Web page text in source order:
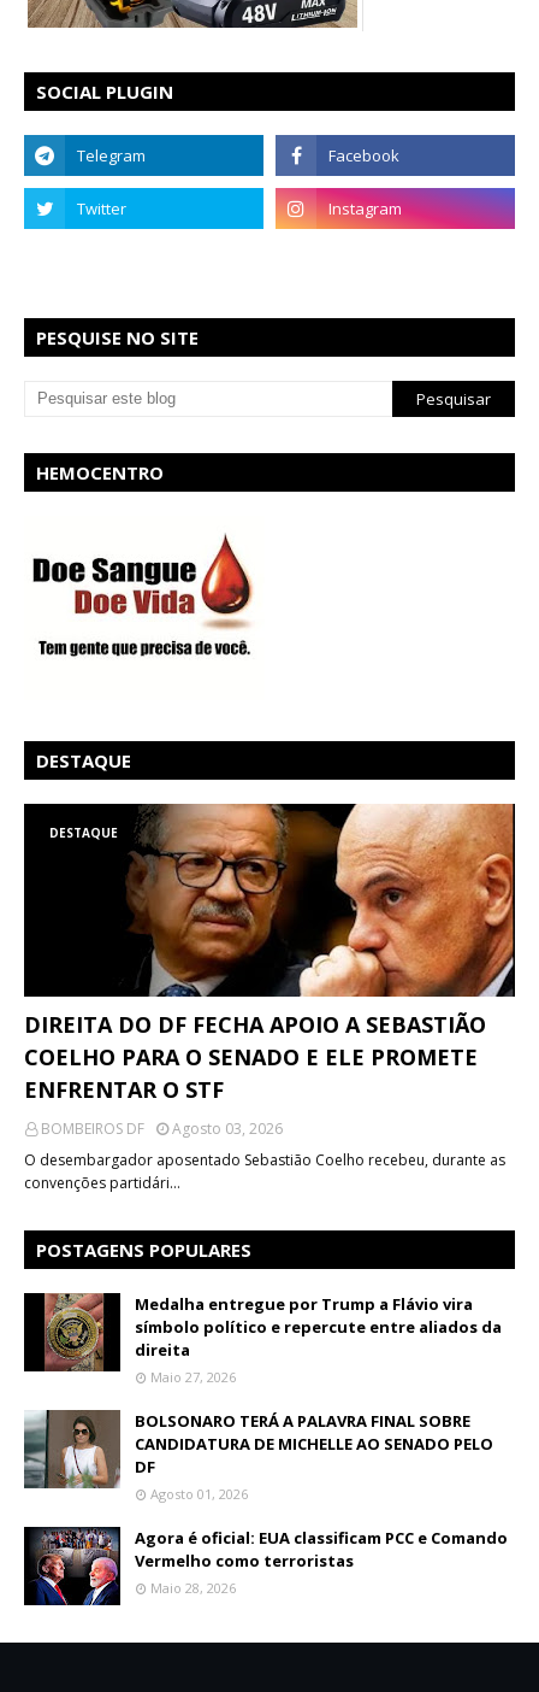
SOCIAL PLUGIN
PESQUISE NO SITE
HEMOCENTRO
DESTAQUE
DESTAQUE
DIREITA DO DF FECHA APOIO A SEBASTIÃO
COELHO PARA O SENADO E ELE PROMETE
ENFRENTAR O STF
BOMBEIROS DF
Agosto 03, 2026
O desembargador aposentado Sebastião Coelho recebeu, durante as
convenções partidári…
POSTAGENS POPULARES
Medalha entregue por Trump a Flávio vira
símbolo político e repercute entre aliados da
direita
Maio 27, 2026
BOLSONARO TERÁ A PALAVRA FINAL SOBRE
CANDIDATURA DE MICHELLE AO SENADO PELO
DF
Agosto 01, 2026
Agora é oficial: EUA classificam PCC e Comando
Vermelho como terroristas
Maio 28, 2026